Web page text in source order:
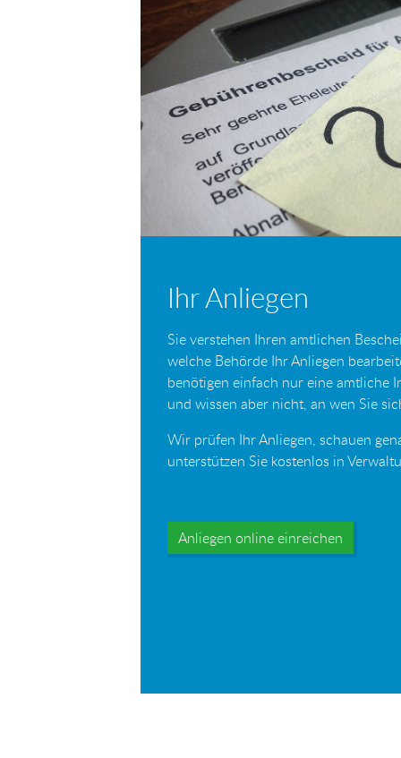
Ihr Anliegen
Sie verstehen Ihren amtlichen
welche Behörde Ihr Anliegen
benötigen einfach nur eine amtliche
und wissen aber nicht, an wen Sie
Wir prüfen Ihr Anliegen, schauen
unterstützen Sie kostenlos in
Anliegen online einreichen